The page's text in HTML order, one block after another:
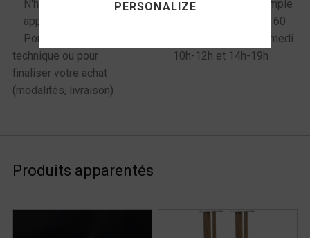
N'hésitez pas à
appeler !
Pour toute question
technique ou pour
finaliser votre achat
(modalités, livraison)
Commande sur simple
appel au 06 72 61 60
98 du mardi au samedi
10h-12h et 14h-19h
Produits apparentés
PERSONALIZE